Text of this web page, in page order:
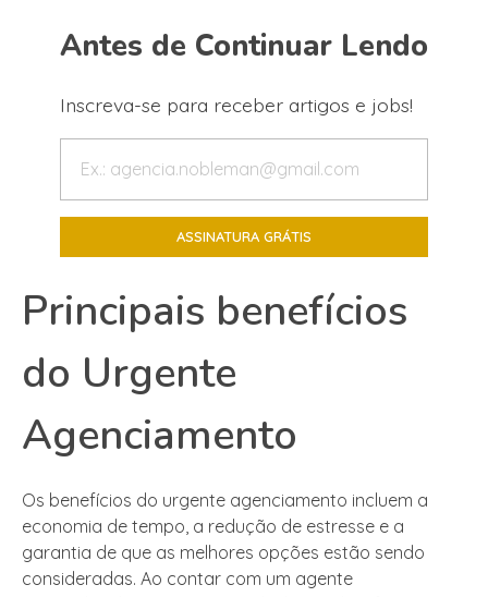
Antes de Continuar Lendo
Inscreva-se para receber artigos e jobs!
Principais benefícios
do Urgente
Agenciamento
Os benefícios do urgente agenciamento incluem a
economia de tempo, a redução de estresse e a
garantia de que as melhores opções estão sendo
consideradas. Ao contar com um agente